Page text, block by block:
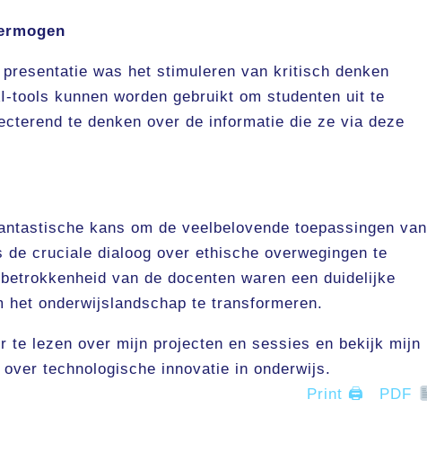
was het stimuleren van kritisch denken
tools kunnen worden gebruikt om studenten uit te
te denken over de informatie die ze via deze
kans om de veelbelovende toepassingen van
cruciale dialoog over ethische overwegingen te
van de docenten waren een duidelijke
onderwijslandschap te transformeren.
te lezen over mijn projecten en sessies en bekijk mijn
technologische innovatie in onderwijs.
Print 🖨
PDF